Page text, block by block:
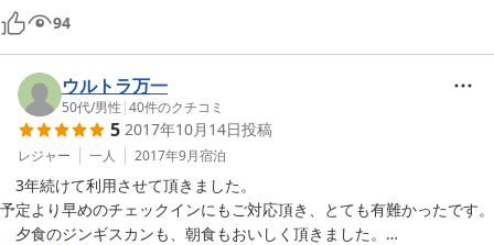
した
胃袋が破裂しそうなぐらい
94
ウルトラ万一
50代/男性 |40件のクチコミ
5 2017年10月14日投稿
レジャー 一人 2017年9月宿泊
3年続けて利用させて頂きました。
予定より早めのチェックインにもご対応頂き、とても有難かったです。
夕食のジンギスカンも、朝食もおいしく頂きました。